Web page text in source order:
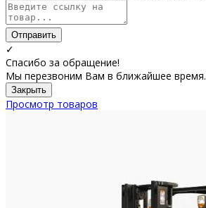
Отправить
✓
Спасибо за обращение!
Мы перезвоним Вам в ближайшее время.
Закрыть
Просмотр товаров